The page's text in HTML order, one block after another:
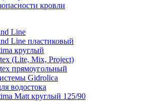
кровли
Line
Line пластиковый
круглый
(Lite, Mix, Project)
прямоугольный
Gidrolica
водостока
Matt круглый 125/90